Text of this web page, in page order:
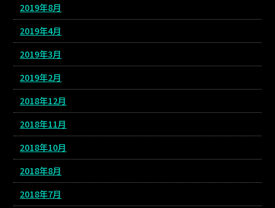
2019年8月
2019年4月
2019年3月
2019年2月
2018年12月
2018年11月
2018年10月
2018年8月
2018年7月